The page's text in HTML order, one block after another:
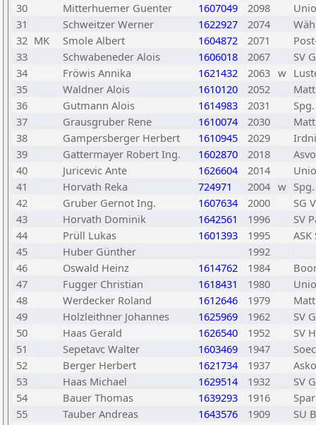
30
Mitterhuemer Guenter 1607049 2098
31
Schweitzer Werner 1622927 2074
32 MK Smole Albert 1604872 2071
33
Schwabeneder Alois 1606018 2067
SV
34
Fröwis Annika 1621432 2063 w
35
Waldner Alois 1610120 2052
36
Gutmann Alois 1614983 2031
37
Grausgruber Rene 1610074 2030
38
Gampersberger Herbert 1610945 2029
39
Gattermayer Robert Ing. 1602870 2018
40
Juricevic Ante 1626604 2014
41
Horvath Reka 724971 2004 w
42
Gruber Gernot Ing. 1607634 2000
SG
43
Horvath Dominik 1642561 1996
SV
44
Prüll Lukas 1601393 1995
45
Huber Günther
1992
46
Oswald Heinz 1614762 1984
47
Fugger Christian 1618431 1980
48
Werdecker Roland 1612646 1979
49
Holzleithner Johannes 1625969 1962
SV
50
Haas Gerald 1626540 1952
SV
51
Sepetavc Walter 1603469 1947
52
Berger Herbert 1621734 1937
53
Haas Michael 1629514 1932
SV
54
Bauer Thomas 1639293 1916
55
Tauber Andreas 1643576 1909
SU